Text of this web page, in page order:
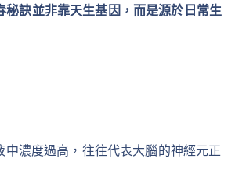
秘訣並非靠天生基因，而是源於日常生
中濃度過高，往往代表大腦的神經元正